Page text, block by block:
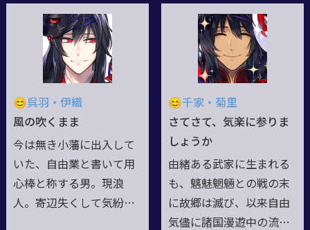
😊呉羽・伊織
風の吹くまま
今は無き小藩に出入して
いた、自由業と書いて用
心棒と称する男。現浪
人。寄辺失くして気紛れ
😊千家・菊里
さてさて、気楽に参りま
しょうか
由緒ある武家に生まれる
も、魑魅魍魎との戦の末
に故郷は滅び、以来自由
気儘に諸国漫遊中の流れ